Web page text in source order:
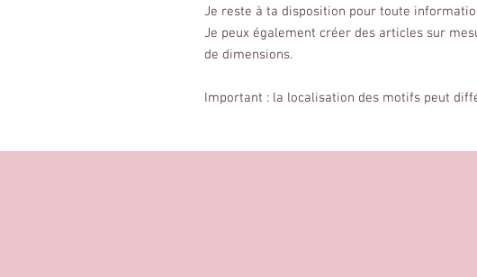
Je reste à ta disposition pour toute
Je peux également créer des articles sur
de dimensions.
Important : la localisation des motifs peut